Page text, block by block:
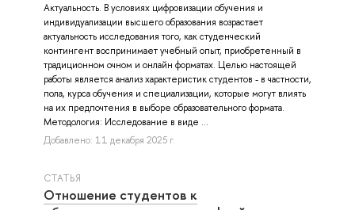
Актуальность. В условиях цифровизации обучения и
индивидуализации высшего образования возрастает
актуальность исследования того, как студенческий
контингент воспринимает учебный опыт, приобретенный в
традиционном очном и онлайн форматах. Целью настоящей
работы является анализ характеристик студентов - в частности,
пола, курса обучения и специализации, которые могут влиять
на их предпочтения в выборе образовательного формата.
Методология: Исследование в виде ...
Добавлено: 11 декабря 2025 г.
СТАТЬЯ
Отношение студентов к